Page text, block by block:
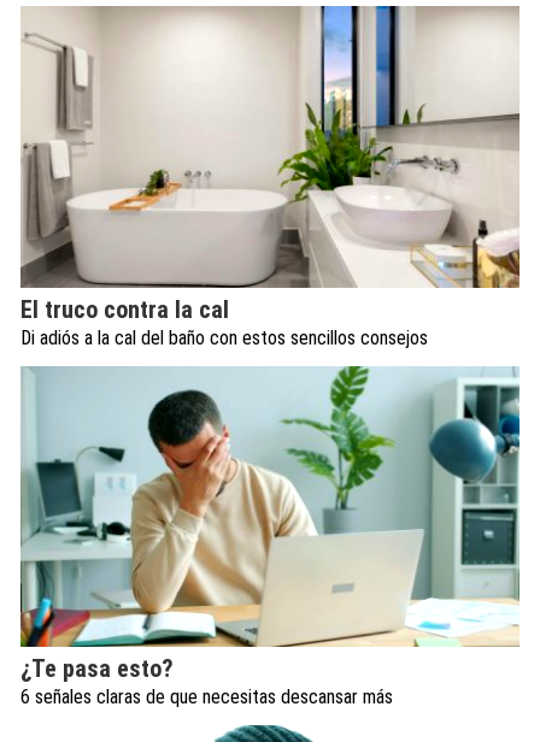
El truco contra la cal
Di adiós a la cal del baño con estos sencillos consejos
¿Te pasa esto?
6 señales claras de que necesitas descansar más